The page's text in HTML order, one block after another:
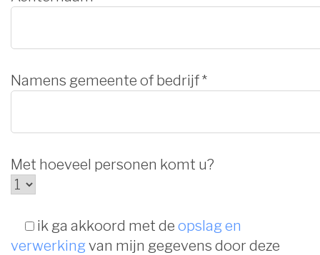
Namens gemeente of bedrijf *
Met hoeveel personen komt u?
ik ga akkoord met de opslag en
verwerkingvan mijn gegevens door deze